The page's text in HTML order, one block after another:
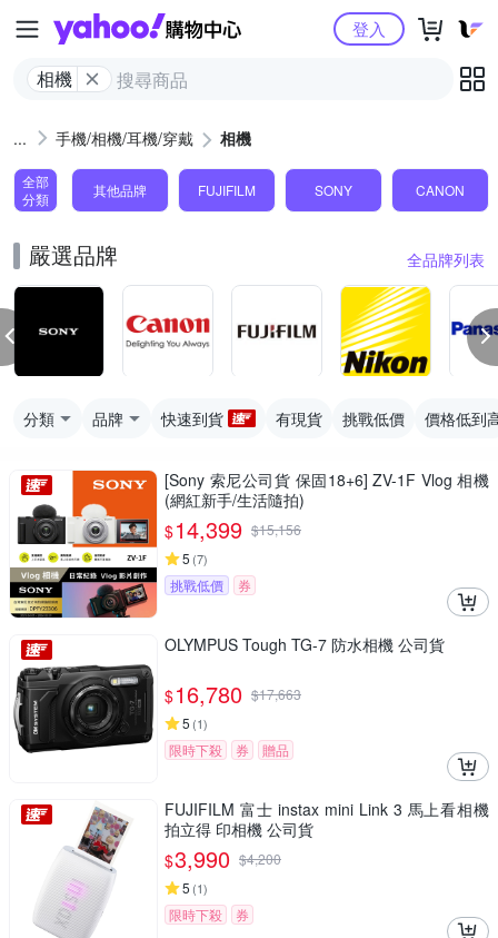
Yahoo購物中心
相機
登入
手機/相機/耳機/穿戴 相機
全部
分類
其他品牌 FUJIFILM SONY CANON
嚴選品牌 全品牌列表
分類 品牌 快速到貨 有現貨 挑戰低價 價格低到
[Sony 索尼公司貨 保固18+6] ZV-1F Vlog 相機
(網紅新手/生活隨拍)
$14,399 $15,156
5 (7)
挑戰低價 券
OLYMPUS Tough TG-7 防水相機 公司貨
$16,780 $17,663
5 (1)
限時下殺 券 贈品
FUJIFILM 富士 instax mini Link 3 馬上看相機
拍立得 印相機 公司貨
$3,990 $4,200
5 (1)
限時下殺 券